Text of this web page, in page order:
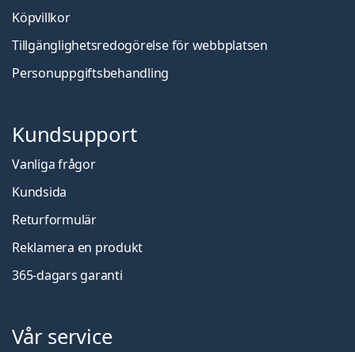
Köpvillkor
Tillgänglighetsredogörelse för webbplatsen
Personuppgiftsbehandling
Kundsupport
Vanliga frågor
Kundsida
Returformulär
Reklamera en produkt
365-dagars garanti
Vår service